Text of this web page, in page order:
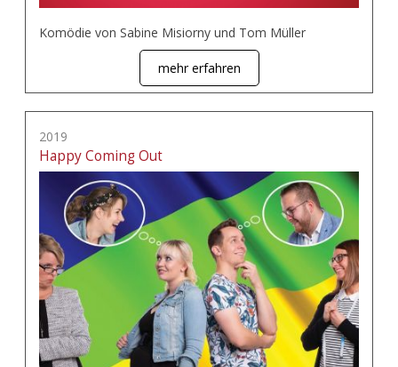
Komödie von Sabine Misiorny und Tom Müller
mehr erfahren
2019
Happy Coming Out